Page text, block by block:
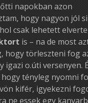
napokban azon
hogy nagyon jól
csak lehetett
is – na de most
hogy törleszteni fog
igazi o.úti versenyen.
tényleg nyomni
kifér, igyekezni
ne essek egy